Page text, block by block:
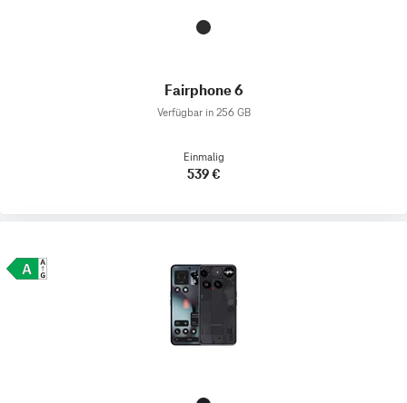
Fairphone 6
Verfügbar in 256 GB
Einmalig
539 €